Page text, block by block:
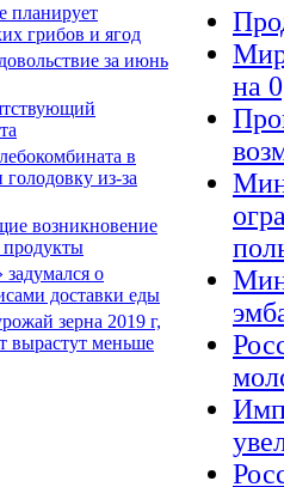
планирует
грибов и ягод
за июнь
в
из-за
возникновение
продукты
задумался о
доставки еды
зерна 2019 г,
вырастут меньше
на